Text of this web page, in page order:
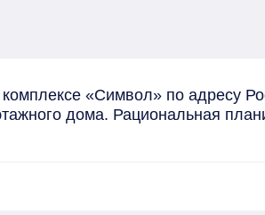
«Символ» по адресу
дома. Рациональная